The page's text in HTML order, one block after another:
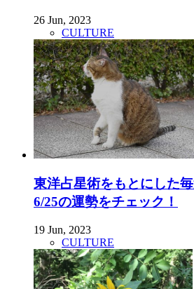
26 Jun, 2023
CULTURE
東洋占星術をもとにした
6/25の運勢をチェック！
19 Jun, 2023
CULTURE